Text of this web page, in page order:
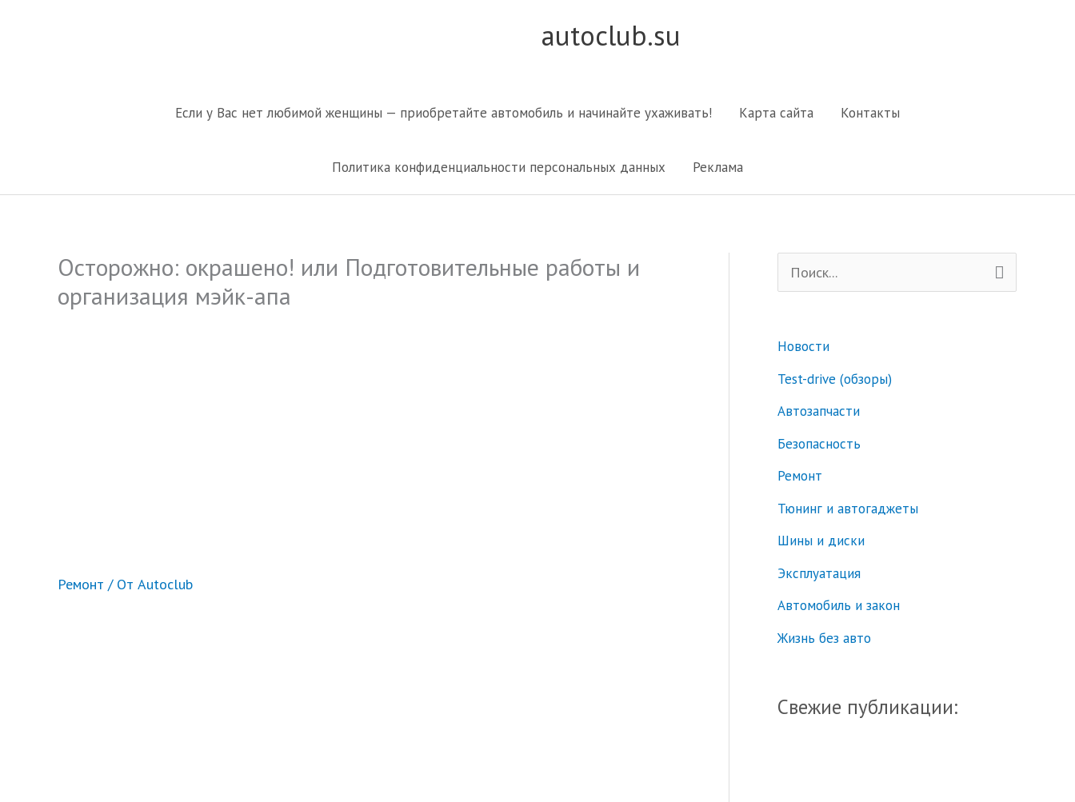
autoclub.su
Если у Вас нет любимой женщины — приобретайте автомобиль и начинайте ухаживать! Карта сайта Контакты
Политика конфиденциальности персональных данных Реклама
Осторожно: окрашено! или Подготовительные работы и
организация мэйк-апа
Ремонт / От Autoclub
о
с
к
:
Новости
Test-drive (обзоры)
Автозапчасти
Безопасность
Ремонт
Тюнинг и автогаджеты
Шины и диски
Эксплуатация
Автомобиль и закон
Жизнь без авто
Свежие публикации: